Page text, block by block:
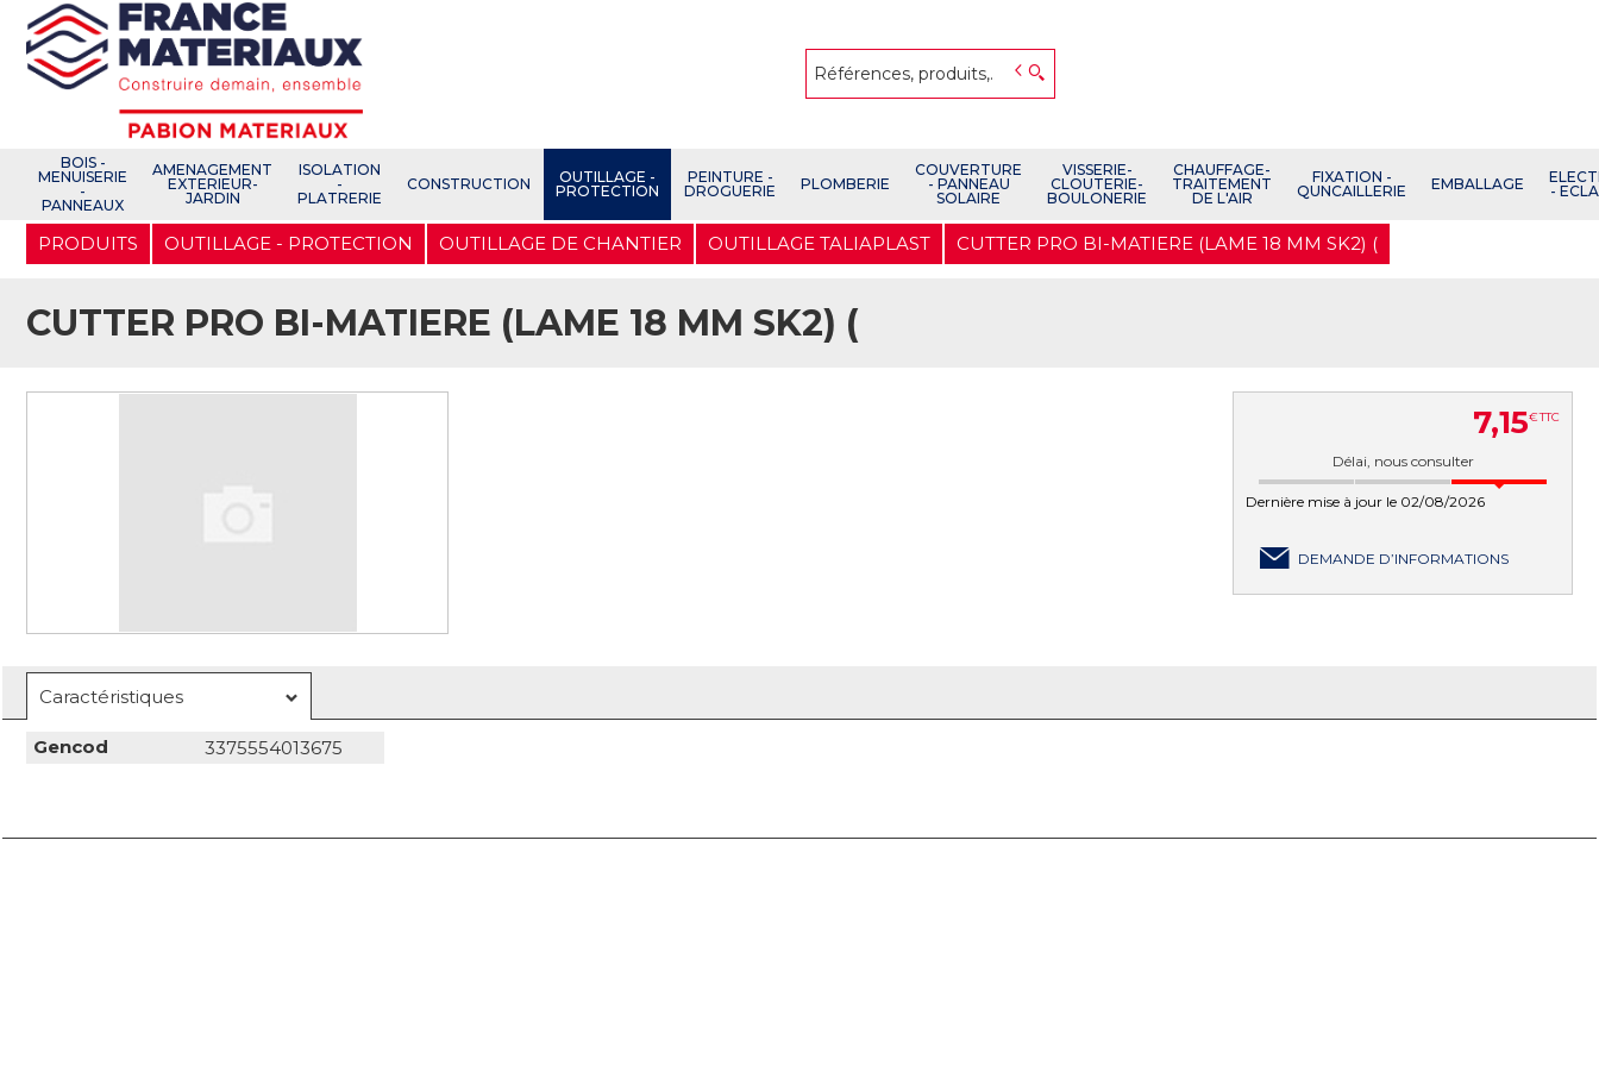
Aller
contenu
BOIS -
MENUISERIE
-
PANNEAUX
AMENAGEMENT
EXTERIEUR-
JARDIN
ISOLATION
-
PLATRERIE
CONSTRUCTION
OUTILLAGE -
PROTECTION
PEINTURE -
DROGUERIE
PLOMBERIE
COUVERTURE
- PANNEAU
SOLAIRE
VISSERIE-
CLOUTERIE-
BOULONERIE
CHAUFFAGE-
TRAITEMENT
DE L'AIR
FIXATION -
QUNCAILLERIE
EMBALLAGE
-
PRODUITS OUTILLAGE - PROTECTION OUTILLAGE DE CHANTIER OUTILLAGE TALIAPLAST CUTTER PRO BI-MATIERE (LAME 18 MM SK2) (
CUTTER PRO BI-MATIERE (LAME 18 MM SK2) (
7,15€TTC
Délai, nous consulter
Dernière mise à jour le 02/08/2026
DEMANDE D’INFORMATIONS
Caractéristiques
Gencod 3375554013675